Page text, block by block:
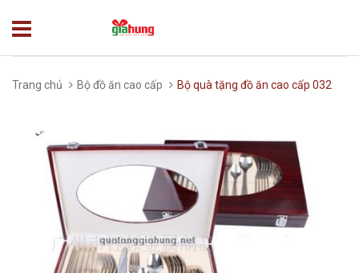
Trang chủ Bộ đồ ăn cao cấp Bộ quà tặng đồ ăn cao cấp 032